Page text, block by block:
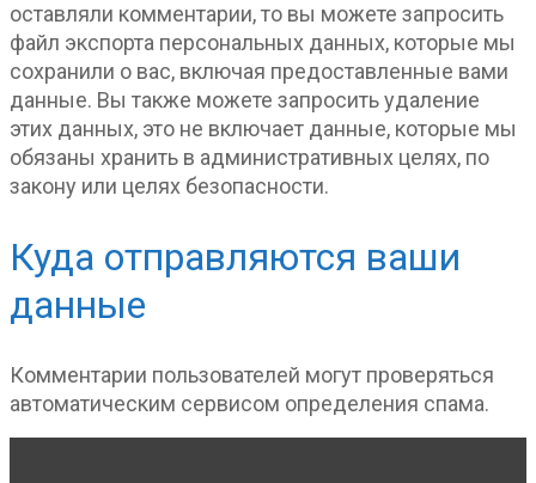
оставляли комментарии, то вы можете запросить
файл экспорта персональных данных, которые мы
сохранили о вас, включая предоставленные вами
данные. Вы также можете запросить удаление
этих данных, это не включает данные, которые мы
обязаны хранить в административных целях, по
закону или целях безопасности.
Куда отправляются ваши
данные
Комментарии пользователей могут проверяться
автоматическим сервисом определения спама.